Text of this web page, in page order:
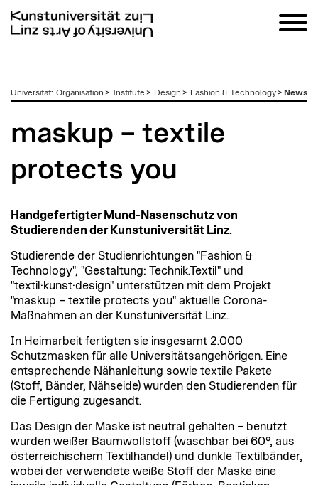
zumUniversität: Organisation > Institute > Design > Fashion & Technology> News
maskup – textile
protects you
Handgefertigter Mund-Nasenschutz von
Studierenden der Kunstuniversität Linz.
Studierende der Studienrichtungen "Fashion &
Technology", "Gestaltung: Technik.Textil" und
"textil·kunst·design" unterstützen mit dem Projekt
"maskup – textile protects you" aktuelle Corona-
Maßnahmen an der Kunstuniversität Linz.
In Heimarbeit fertigten sie insgesamt 2.000
Schutzmasken für alle Universitätsangehörigen. Eine
entsprechende Nähanleitung sowie textile Pakete
(Stoff, Bänder, Nähseide) wurden den Studierenden für
die Fertigung zugesandt.
Das Design der Maske ist neutral gehalten – benutzt
wurden weißer Baumwollstoff (waschbar bei 60°, aus
österreichischem Textilhandel) und dunkle Textilbänder,
wobei der verwendete weiße Stoff der Maske eine